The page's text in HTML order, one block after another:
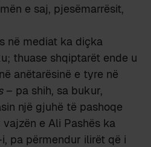
e saj, pjesëmarrësit,
në mediat ka diçka
thuase shqiptarët ende u
anëtarësinë e tyre në
– pa shih, sa bukur,
një gjuhë të pashoqe
e Ali Pashës ka
pa përmendur ilirët që i